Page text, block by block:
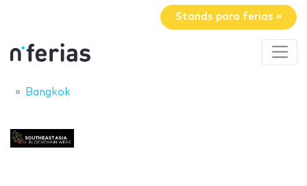
Stands para ferias »
Bangkok